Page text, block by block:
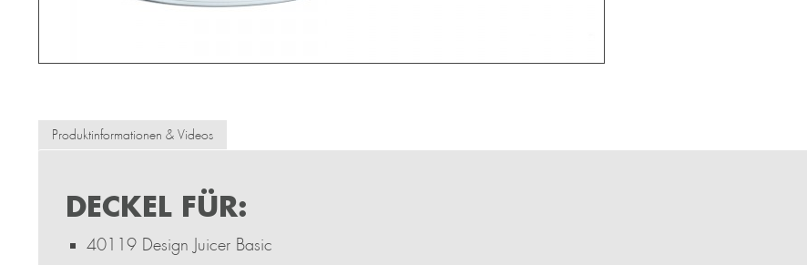
Produktinformationen & Videos
DECKEL FÜR:
40119 Design Juicer Basic